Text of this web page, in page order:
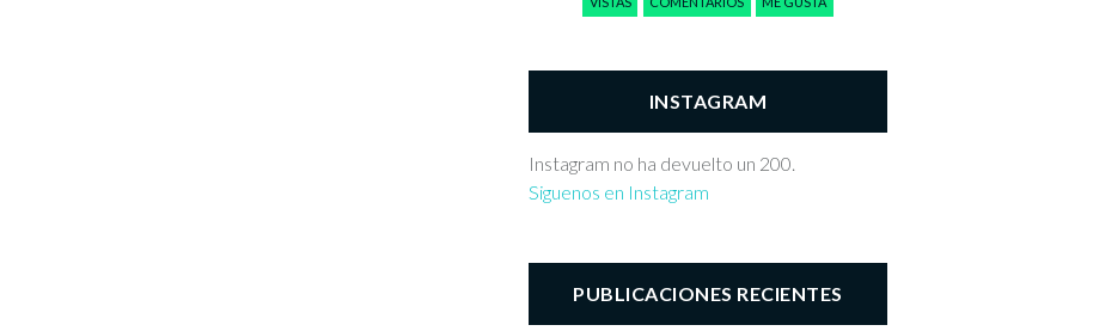
INSTAGRAM
Instagram no ha devuelto un 200.
Siguenos en Instagram
PUBLICACIONES RECIENTES